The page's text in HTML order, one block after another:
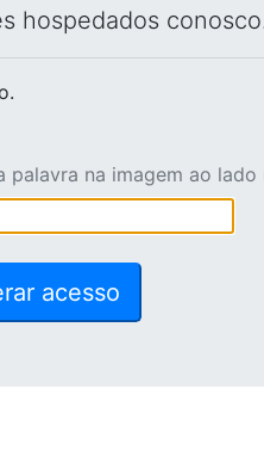
hospedados
palavra na imagem ao